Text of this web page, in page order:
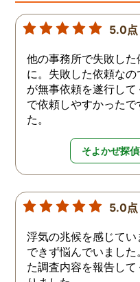
5.0点
他の事務所で失敗し
に。失敗した依頼な
が無事依頼を遂行し
で依頼しやすかった
た。
そよかぜ探
5.0点
浮気の兆候を感じて
できず悩んでいまし
た調査内容を報告し